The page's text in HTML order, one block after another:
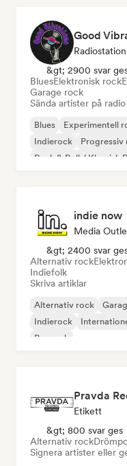
Good
Radiostation
&gt; 2900 svar
BluesElektronisk rock
Garage rock
Sända artister på radio
Blues Experimentell
Indierock
Progressiv
Rock & Roll / Klassisk
indie now
Media
&gt; 2400 svar
Alternativ rock
Indiefolk
Skriva artiklar
Alternativ rock
Indierock
Poprock
Pravda
Etikett
&gt; 800 svar ges
Alternativ rock
Signera artister eller